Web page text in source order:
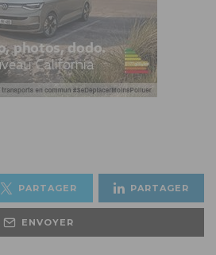
PARTAGER PARTAGER
ENVOYER